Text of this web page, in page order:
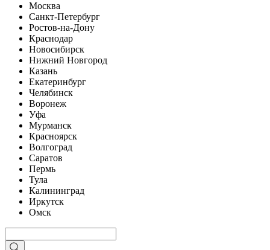
Москва
Санкт-Петербург
Ростов-на-Дону
Краснодар
Новосибирск
Нижний Новгород
Казань
Екатеринбург
Челябинск
Воронеж
Уфа
Мурманск
Красноярск
Волгоград
Саратов
Пермь
Тула
Калининград
Иркутск
Омск